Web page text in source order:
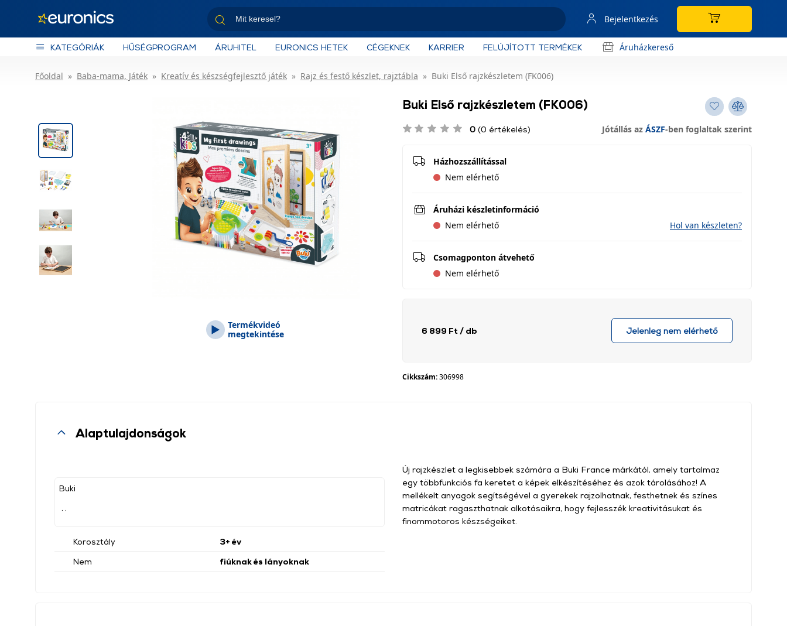
Bejelentkezés
KATEGÓRIÁK HŰSÉGPROGRAM ÁRUHITEL EURONICS HETEK CÉGEKNEK KARRIER FELÚJÍTOTT TERMÉKEK Áruházkereső
Főoldal Baba-mama, Játék Kreatív és készségfejlesztő játék Rajz és festő készlet, rajztábla Buki Első rajzkészletem (FK006)
Termékvideó
megtekintése
Buki Első rajzkészletem (FK006)
0 (0 értékelés) Jótállás az ÁSZF-ben foglaltak szerint
Házhozszállítással
Nem elérhető
Áruházi készletinformáció
Nem elérhető
Hol van készleten?
Csomagponton átvehető
Nem elérhető
6 899 Ft / db Jelenleg nem elérhető
Cikkszám:306998
Alaptulajdonságok
Buki
Korosztály
3+ év
Nem
fiúknak és lányoknak
Új rajzkészlet a legkisebbek számára a Buki France márkától, amely tartalmaz
egy többfunkciós fa keretet a képek elkészítéséhez és azok tárolásához! A
mellékelt anyagok segítségével a gyerekek rajzolhatnak, festhetnek és színes
matricákat ragaszthatnak alkotásaikra, hogy fejlesszék kreativitásukat és
finommotoros készségeiket.